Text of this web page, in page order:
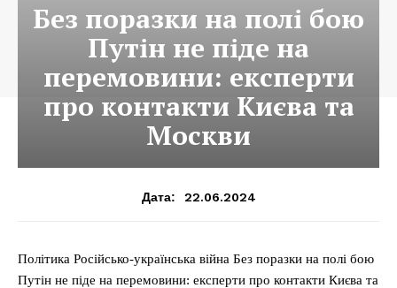
Без поразки на полі бою
Путін не піде на
перемовини: експерти
про контакти Києва та
Москви
Дата: 22.06.2024
Політика Російсько-українська війна Без поразки на полі бою
Путін не піде на перемовини: експерти про контакти Києва та